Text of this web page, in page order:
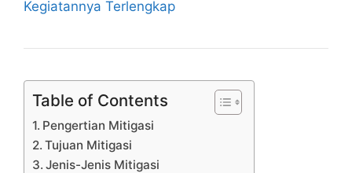
Table of Contents
Pengertian Mitigasi
Tujuan Mitigasi
Jenis-Jenis Mitigasi